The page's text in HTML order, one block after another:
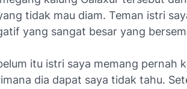
tidak mau diam. Teman istri
yang sangat besar yang
itu istri saya memang pernah
dia dapat saya tidak tahu.